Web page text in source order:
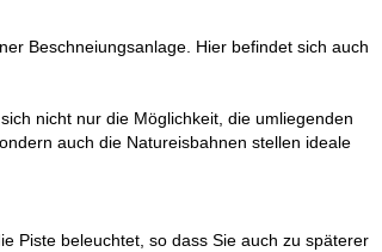
Beschneiungsanlage. Hier befindet sich auch
nicht nur die Möglichkeit, die umliegenden
auch die Natureisbahnen stellen ideale
Piste beleuchtet, so dass Sie auch zu späterer